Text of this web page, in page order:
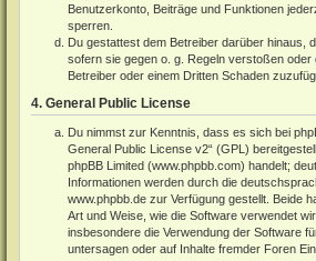
Benutzerkonto, Beiträge und Funktionen
sperren.
Du gestattest dem Betreiber darüber hinaus,
sofern sie gegen o. g. Regeln verstoßen oder
Betreiber oder einem Dritten Schaden
4. General Public License
Du nimmst zur Kenntnis, dass es sich bei
General Public License v2“ (GPL)
phpBB Limited (www.phpbb.com) handelt;
Informationen werden durch die
www.phpbb.de zur Verfügung gestellt. Beide
Art und Weise, wie die Software verwendet
insbesondere die Verwendung der Software
untersagen oder auf Inhalte fremder Foren